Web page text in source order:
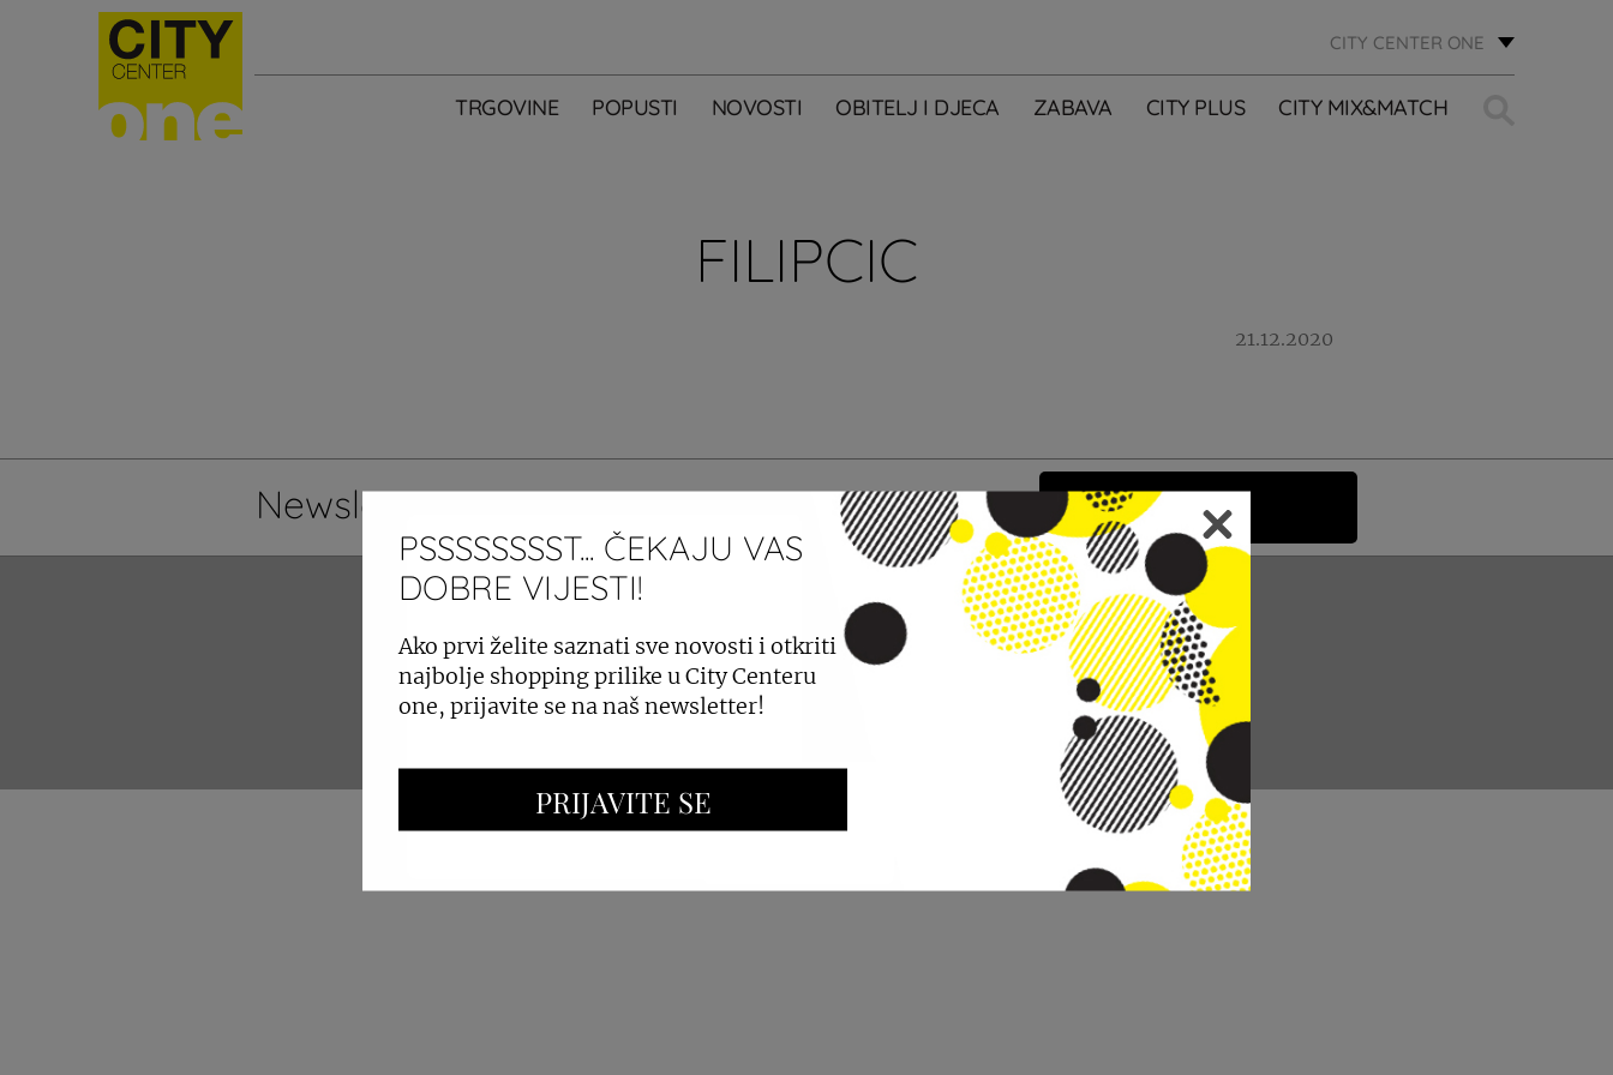
CITY CENTER ONE
TRGOVINE POPUSTI NOVOSTI OBITELJ I DJECA ZABAVA CITY PLUS CITY MIX&MATCH
FILIPCIC
21.12.2020
Newsletter Želim primati newsletter City Centera one. PRIJAVI SE
OGLAŠAVANJE I PROMOCIJE CC REAL
PSSSSSSSST... ČEKAJU VAS
DOBRE VIJESTI!
Ako prvi želite saznati sve novosti i otkriti
najbolje shopping prilike u City Centeru
one, prijavite se na naš newsletter!
PRIJAVITE SE